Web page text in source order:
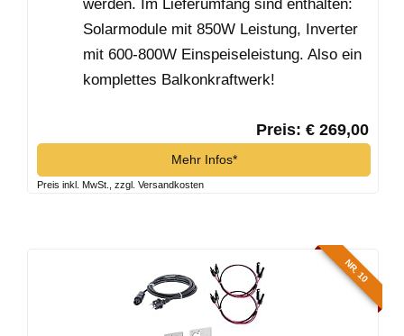
werden. Im Lieferumfang sind enthalten:
Solarmodule mit 850W Leistung, Inverter
mit 600-800W Einspeiseleistung. Also ein
komplettes Balkonkraftwerk!
Preis: € 269,00
Mehr Infos*
Preis inkl. MwSt., zzgl. Versandkosten
NR. 10